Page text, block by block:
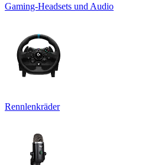
Gaming-Headsets und Audio
Rennlenkräder